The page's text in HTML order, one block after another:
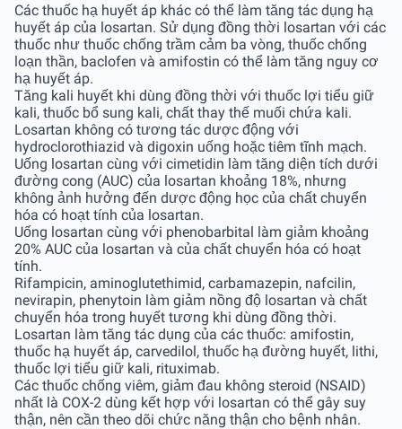
Các thuốc hạ huyết áp khác có thể làm tăng tác dụng hạ
huyết áp của losartan. Sử dụng đồng thời losartan với các
thuốc như thuốc chống trầm cảm ba vòng, thuốc chống
loạn thần, baclofen và amifostin có thể làm tăng nguy cơ
hạ huyết áp.
Tăng kali huyết khi dùng đồng thời với thuốc lợi tiểu giữ
kali, thuốc bổ sung kali, chất thay thế muối chứa kali.
Losartan không có tương tác dược động với
hydroclorothiazid và digoxin uống hoặc tiêm tĩnh mạch.
Uống losartan cùng với cimetidin làm tăng diện tích dưới
đường cong (AUC) của losartan khoảng 18%, nhưng
không ảnh hưởng đến dược động học của chất chuyển
hóa có hoạt tính của losartan.
Uống losartan cùng với phenobarbital làm giảm khoảng
20% AUC của losartan và của chất chuyển hóa có hoạt
tính.
Rifampicin, aminoglutethimid, carbamazepin, nafcilin,
nevirapin, phenytoin làm giảm nồng độ losartan và chất
chuyển hóa trong huyết tương khi dùng đồng thời.
Losartan làm tăng tác dụng của các thuốc: amifostin,
thuốc hạ huyết áp, carvedilol, thuốc hạ đường huyết, lithi,
thuốc lợi tiểu giữ kali, rituximab.
Các thuốc chống viêm, giảm đau không steroid (NSAID)
nhất là COX-2 dùng kết hợp với losartan có thể gây suy
thận, nên cần theo dõi chức năng thận cho bệnh nhân.